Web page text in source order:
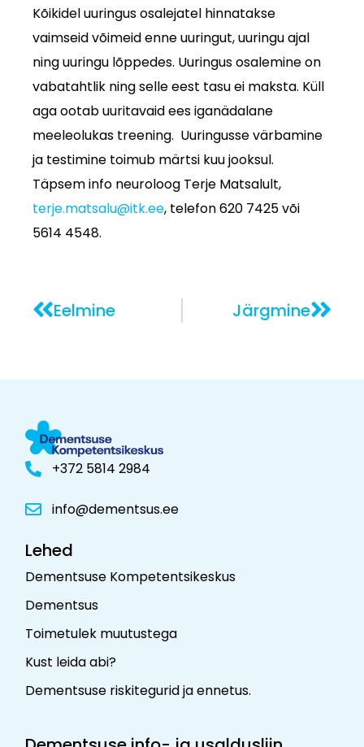
Kõikidel uuringus osalejatel hinnatakse
vaimseid võimeid enne uuringut, uuringu ajal
ning uuringu lõppedes. Uuringus osalemine on
vabatahtlik ning selle eest tasu ei maksta. Küll
aga ootab uuritavaid ees iganädalane
meeleolukas treening. Uuringusse värbamine
ja testimine toimub märtsi kuu jooksul.
Täpsem info neuroloog Terje Matsalult,
terje.matsalu@itk.ee, telefon 620 7425 või
5614 4548.
Eelmine Järgmine
+372 5814 2984
info@dementsus.ee
Lehed
Dementsuse Kompetentsikeskus
Dementsus
Toimetulek muutustega
Kust leida abi?
Dementsuse riskitegurid ja ennetus.